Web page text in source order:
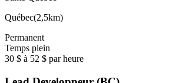
Québec(2,5km)
Permanent
Temps plein
30 $ à 52 $ par heure